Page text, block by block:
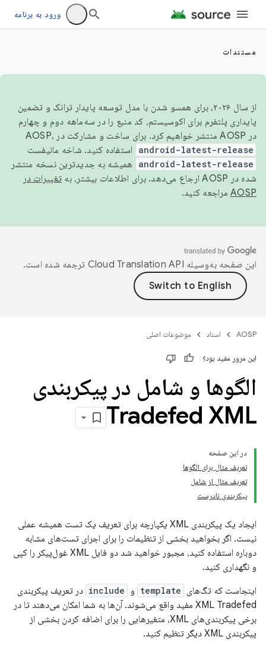
ورود به برنامه
مستندات
از سال ۲۰۲۶، برای همسو شدن با مدل توسعه پایدار ترانک و تضمین
پایداری پلتفرم برای اکوسیستم، کد منبع را در سه‌ماهه دوم و چهارم
در AOSP منتشر خواهیم کرد. برای ساخت و مشارکت در AOSP،
android-latest-release استفاده کنید. شاخه مانیفست
android-latest-release
همیشه به جدیدترین نسخه منتشر
شده در AOSP ارجاع می‌دهد. برای اطلاعات بیشتر، به
تغییرات در
AOSP مراجعه کنید.
این صفحه به‌وسیله ترجمه شده است.
AOSP اسناد موضوعات اصلی
این مرور مفید بود؟
الگوها و شامل در پیکربندی
Tradefed XML
در این صفحه
تعریف مثال برای الگوها
تعریف مثال از شامل
پیکربندی نادرست
ایجاد یک پیکربندی XML یکپارچه برای تعریف یک تست همیشه عملی
نیست. اگر بخواهید بخشی از تنظیمات را برای اجرای تست‌های مشابه
دوباره استفاده کنید، مجبور خواهید شد دو فایل XML غول‌پیکر را کپی
و نگهداری کنید.
اینجاست که تگ‌های template و include در تعریف پیکربندی
XML Tradefed مفید واقع می‌شوند. آن‌ها به شما امکان می‌دهند تا در
برخی پیکربندی‌های XML، متغیرهایی را برای اضافه کردن بخشی از
پیکربندی XML دیگر تنظیم کنید.